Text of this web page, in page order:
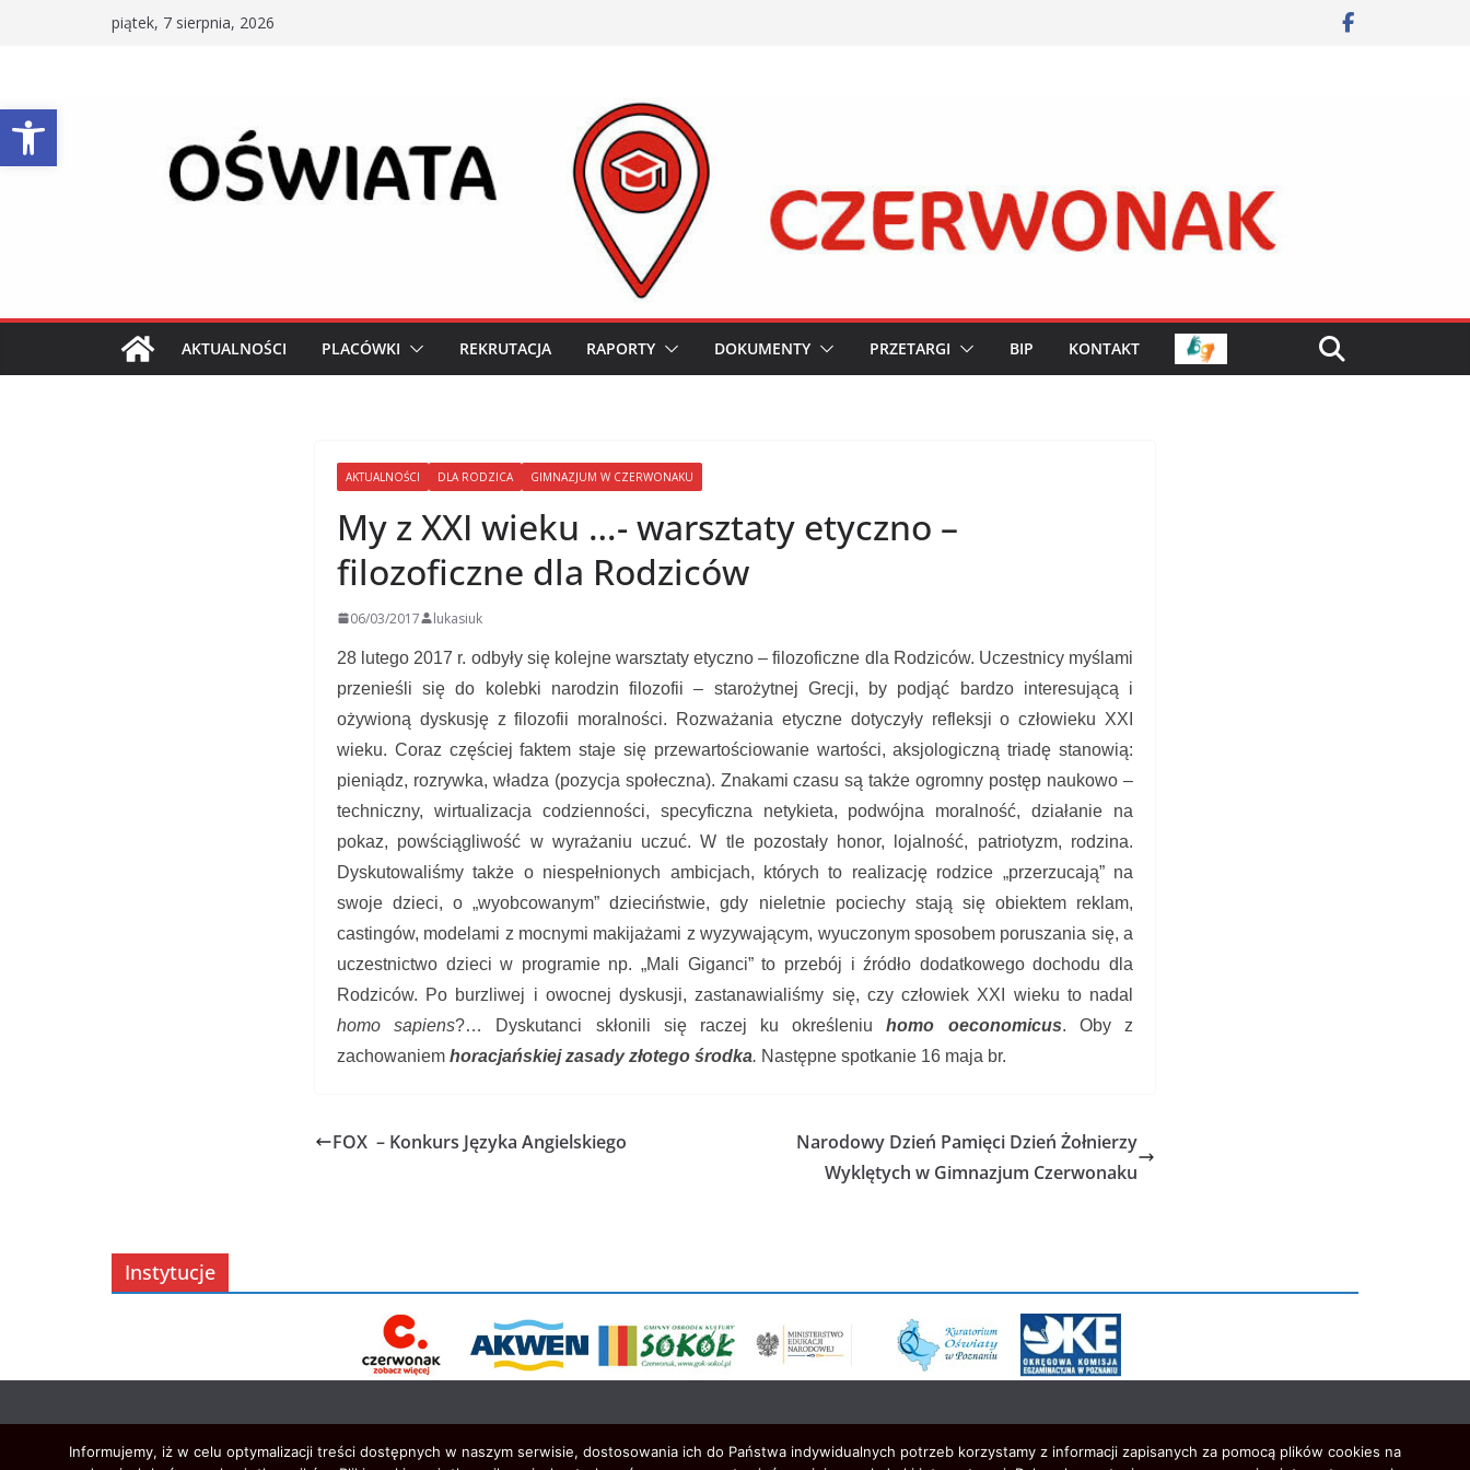
Otwórz pasek narzędzi
piątek, 7 sierpnia, 2026
AKTUALNOŚCI PLACÓWKI REKRUTACJA RAPORTY DOKUMENTY PRZETARGI BIP KONTAKT
AKTUALNOŚCI DLA RODZICA GIMNAZJUM W CZERWONAKU
My z XXI wieku …- warsztaty etyczno –
filozoficzne dla Rodziców
06/03/2017 lukasiuk
28 lutego 2017 r. odbyły się kolejne warsztaty etyczno – filozoficzne dla Rodziców. Uczestnicy myślami
przenieśli się do kolebki narodzin filozofii – starożytnej Grecji, by podjąć bardzo interesującą i
ożywioną dyskusję z filozofii moralności. Rozważania etyczne dotyczyły refleksji o człowieku XXI
wieku. Coraz częściej faktem staje się przewartościowanie wartości, aksjologiczną triadę stanowią:
pieniądz, rozrywka, władza (pozycja społeczna). Znakami czasu są także ogromny postęp naukowo –
techniczny, wirtualizacja codzienności, specyficzna netykieta, podwójna moralność, działanie na
pokaz, powściągliwość w wyrażaniu uczuć. W tle pozostały honor, lojalność, patriotyzm, rodzina.
Dyskutowaliśmy także o niespełnionych ambicjach, których to realizację rodzice „przerzucają” na
swoje dzieci, o „wyobcowanym” dzieciństwie, gdy nieletnie pociechy stają się obiektem reklam,
castingów, modelami z mocnymi makijażami z wyzywającym, wyuczonym sposobem poruszania się, a
uczestnictwo dzieci w programie np. „Mali Giganci” to przebój i źródło dodatkowego dochodu dla
Rodziców. Po burzliwej i owocnej dyskusji, zastanawialiśmy się, czy człowiek XXI wieku to nadal
homo sapiens?… Dyskutanci skłonili się raczej ku określeniuhomo oeconomicus. Oby z
zachowaniem horacjańskiej zasady złotego środka. Następne spotkanie 16 maja br.
FOX – Konkurs Języka Angielskiego
Narodowy Dzień Pamięci Dzień Żołnierzy
Wyklętych w Gimnazjum Czerwonaku
Instytucje
Informujemy, iż w celu optymalizacji treści dostępnych w naszym serwisie, dostosowania ich do Państwa indywidualnych potrzeb korzystamy z informacji zapisanych za pomocą plików cookies na